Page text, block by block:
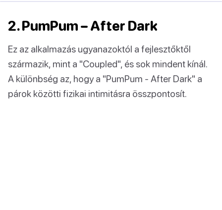
2. PumPum – After Dark
Ez az alkalmazás ugyanazoktól a fejlesztőktől
származik, mint a "Coupled", és sok mindent kínál.
A különbség az, hogy a "PumPum - After Dark" a
párok közötti fizikai intimitásra összpontosít.